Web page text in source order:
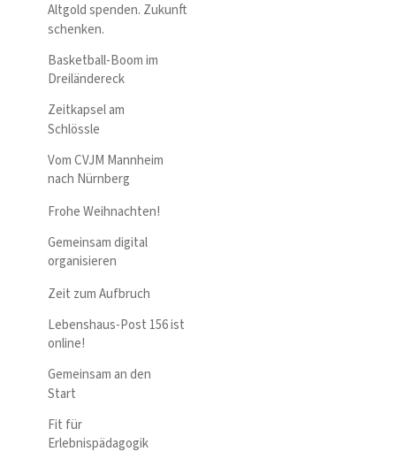
Altgold spenden. Zukunft
schenken.
Basketball-Boom im
Dreiländereck
Zeitkapsel am
Schlössle
Vom CVJM Mannheim
nach Nürnberg
Frohe Weihnachten!
Gemeinsam digital
organisieren
Zeit zum Aufbruch
Lebenshaus-Post 156 ist
online!
Gemeinsam an den
Start
Fit für
Erlebnispädagogik